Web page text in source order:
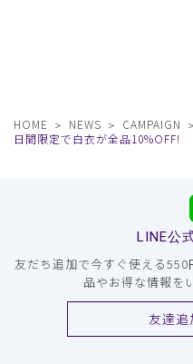
HOME NEWS CAMPAIGN
日間限定で白衣が全品10%OFF!
LINE公
友だち追加で今すぐ使える
品やお得な情報を
友達追